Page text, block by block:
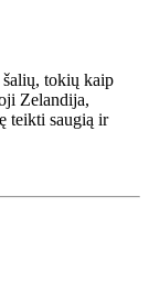
šalių, tokių kaip
Zelandija,
teikti saugią ir